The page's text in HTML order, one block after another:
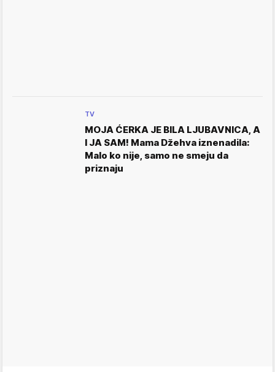
TV
MOJA ĆERKA JE BILA LJUBAVNICA, A
I JA SAM! Mama Džehva iznenadila:
Malo ko nije, samo ne smeju da
priznaju